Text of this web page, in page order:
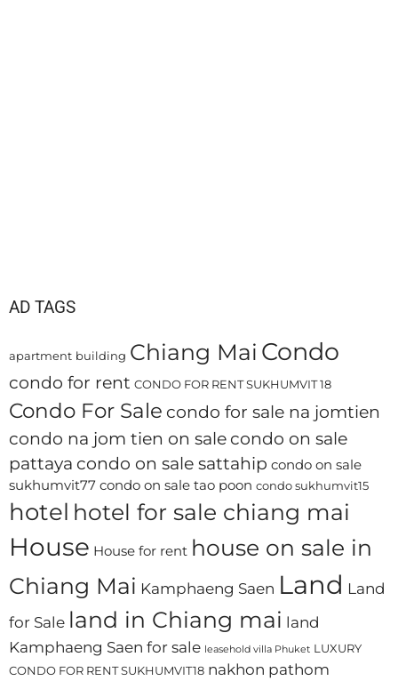
AD TAGS
apartment building Chiang Mai Condo
condo for rent CONDO FOR RENT SUKHUMVIT 18
Condo For Sale condo for sale na jomtien
condo na jom tien on sale condo on sale
pattaya condo on sale sattahip condo on sale
sukhumvit77 condo on sale tao poon condo sukhumvit15
hotel hotel for sale chiang mai
House House for rent house on sale in
Chiang Mai Kamphaeng Saen Land Land
for Sale land in Chiang mai land
Kamphaeng Saen for sale leasehold villa Phuket LUXURY
CONDO FOR RENT SUKHUMVIT18 nakhon pathom